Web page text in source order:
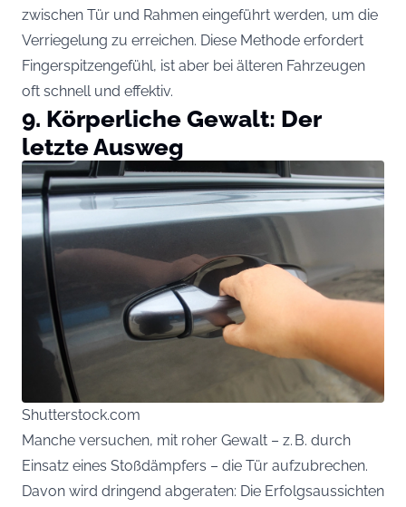
zwischen Tür und Rahmen eingeführt werden, um die
Verriegelung zu erreichen. Diese Methode erfordert
Fingerspitzengefühl, ist aber bei älteren Fahrzeugen
oft schnell und effektiv.
9. Körperliche Gewalt: Der
letzte Ausweg
Shutterstock.com
Manche versuchen, mit roher Gewalt – z. B. durch
Einsatz eines Stoßdämpfers – die Tür aufzubrechen.
Davon wird dringend abgeraten: Die Erfolgsaussichten